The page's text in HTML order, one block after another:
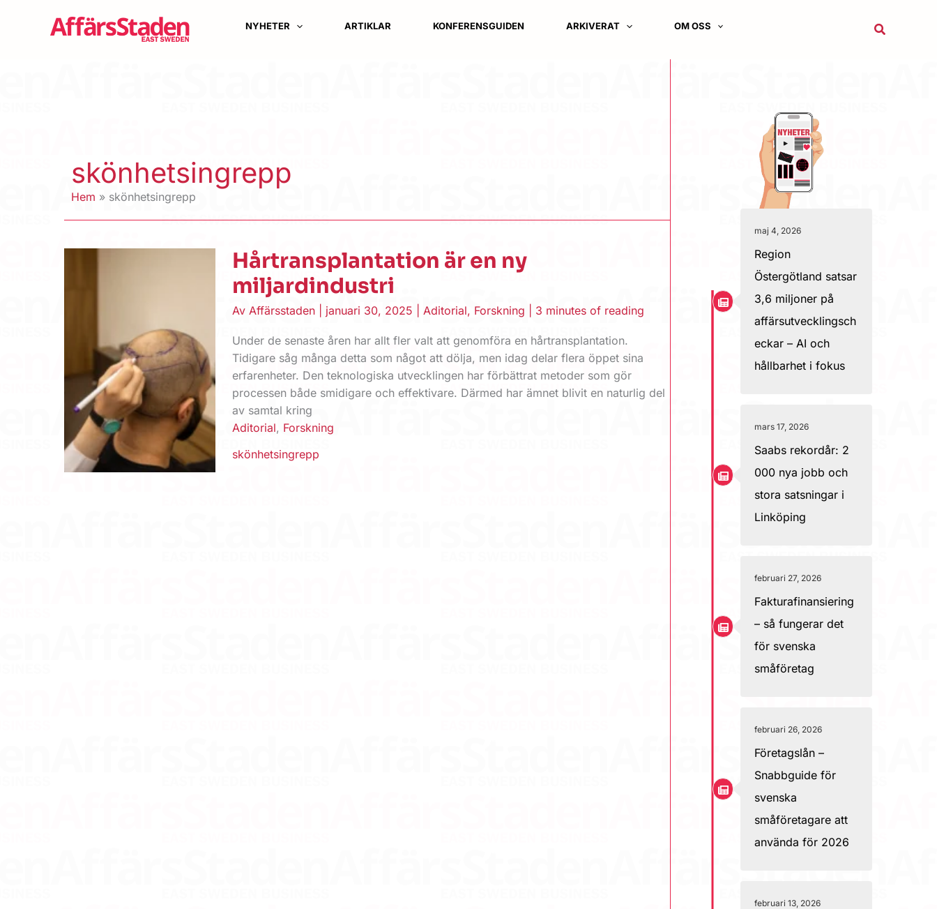
NYHETER ARTIKLAR KONFERENSGUIDEN ARKIVERAT OM OSS Sök
skönhetsingrepp
Hem skönhetsingrepp
Hårtransplantation är en ny
miljardindustri
AvAffärsstaden januari 30, 2025 |Aditorial, Forskning 3 minutes of reading
Under de senaste åren har allt fler valt att genomföra en hårtransplantation.
Tidigare såg många detta som något att dölja, men idag delar flera öppet sina
erfarenheter. Den teknologiska utvecklingen har förbättrat metoder som gör
processen både smidigare och effektivare. Därmed har ämnet blivit en naturlig del
av samtal kring
Aditorial, Forskning
skönhetsingrepp
maj 4, 2026
Region
Östergötland satsar
3,6 miljoner på
affärsutvecklingsch
eckar – AI och
hållbarhet i fokus
mars 17, 2026
Saabs rekordår: 2
000 nya jobb och
stora satsningar i
Linköping
februari 27, 2026
Fakturafinansiering
– så fungerar det
för svenska
småföretag
februari 26, 2026
Företagslån –
Snabbguide för
svenska
småföretagare att
använda för 2026
februari 13, 2026